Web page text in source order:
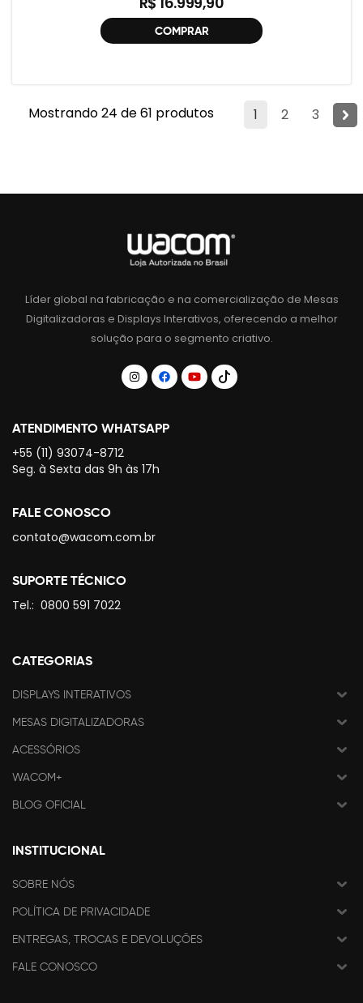
COMPRAR
1 2 3
Mostrando 24 de 61 produtos
Líder global na fabricação e na comercialização de Mesas
Digitalizadoras e Displays Interativos, oferecendo a melhor
solução para o segmento criativo.
ATENDIMENTO WHATSAPP
+55 (11) 93074-8712
Seg. à Sexta das 9h às 17h
FALE CONOSCO
contato@wacom.com.br
SUPORTE TÉCNICO
Tel.: 0800 591 7022
CATEGORIAS
DISPLAYS INTERATIVOS
MESAS DIGITALIZADORAS
ACESSÓRIOS
WACOM+
BLOG OFICIAL
INSTITUCIONAL
SOBRE NÓS
POLÍTICA DE PRIVACIDADE
ENTREGAS, TROCAS E DEVOLUÇÕES
FALE CONOSCO